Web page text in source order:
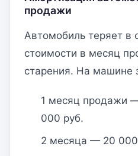
продажи
Автомобиль теряет в
стоимости в месяц
старения. На машине
1 месяц продажи
000 руб.
2 месяца — 20